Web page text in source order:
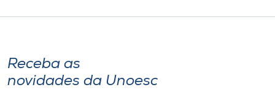
Receba as
novidades da Unoesc